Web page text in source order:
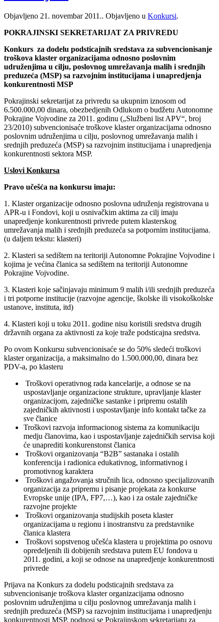
Objavljeno 21. novembar 2011.. Objavljeno u Konkursi.
POKRAJINSKI SEKRETARIJAT ZA PRIVREDU
Konkurs za dodelu podsticajnih sredstava za subvencionisanje
troškova klaster organizacijama odnosno poslovnim
udruženjima u cilju, poslovnog umrežavanja malih i srednjih
preduzeća (MSP) sa razvojnim institucijama i unapredjenja
konkurentnosti MSP
Pokrajinski sekretarijat za privredu sa ukupnim iznosom od
6.500.000,00 dinara, obezbedjenih Odlukom o budžetu Autonomne
Pokrajine Vojvodine za 2011. godinu („Službeni list APV“, broj
23/2010) subvencionisaće troškove klaster organizacijama odnosno
poslovnim udruženjima u cilju, poslovnog umrežavanja malih i
srednjih preduzeća (MSP) sa razvojnim institucijama i unapredjenja
konkurentnosti sektora MSP.
Uslovi Konkursa
Pravo učešća na konkursu imaju:
1. Klaster organizacije odnosno poslovna udruženja registrovana u
APR-u i Fondovi, koji u osnivačkim aktima za cilj imaju
unapredjenje konkurentnosti privrede putem klasterskog
umrežavanja malih i srednjih preduzeća sa potpornim institucijama.
(u daljem tekstu: klasteri)
2. Klasteri sa sedištem na teritoriji Autonomne Pokrajine Vojvodine i
kojima je većina članica sa sedištem na teritoriji Autonomne
Pokrajine Vojvodine.
3. Klasteri koje sačinjavaju minimum 9 malih i/ili srednjih preduzeća
i tri potporne institucije (razvojne agencije, školske ili visokoškolske
ustanove, instituta, itd)
4. Klasteri koji u toku 2011. godine nisu koristili sredstva drugih
državnih organa za aktivnosti za koje traže podsticajna sredstva.
Po ovom Konkursu subvencionisaće se do 50% sledeći troškovi
klaster organizacija, a maksimalno do 1.500.000,00, dinara bez
PDV-a, po klasteru
Troškovi operativnog rada kancelarije, a odnose se na
uspostavljanje organizacione strukture, upravljanje klaster
organizacijom, zajedničke sastanke i pripremu ostalih
zajedničkih aktivnosti i uspostavljanje info kontakt tačke za
sve članice
Troškovi razvoja informacionog sistema za komunikaciju
medju članovima, kao i uspostavljanje zajedničkih servisa koji
će unaprediti konkurenstonst članica
Troškovi organizovanja “B2B” sastanaka i ostalih
konferencija i radionica edukativnog, informativnog i
promotivnog karaktera
Troškovi angažovanja stručnih lica, odnosno specijalizovanih
organizacija za pripremu i pisanje projekata za konkurse
Evropske unije (IPA, FP7,…), kao i za ostale zajedničke
razvojne projekte
Troškovi organizovanja studijskih poseta klaster
organizacijama u regionu i inostranstvu za predstavnike
članica klastera
Troškovi sopstvenog učešća klastera u projektima po osnovu
opredeljenih ili dobijenih sredstava putem EU fondova u
2011. godini, a koji se odnose na unapredjenje konkurentnosti
privrede
Prijava na Konkurs za dodelu podsticajnih sredstava za
subvencionisanje troškova klaster organizacijama odnosno
poslovnim udruženjima u cilju poslovnog umrežavanja malih i
srednjih preduzeća (MSP) sa razvojnim institucijama i unapredjenju
konkurentnosti MSP, podnosi se Pokrajinskom sekretarijatu za